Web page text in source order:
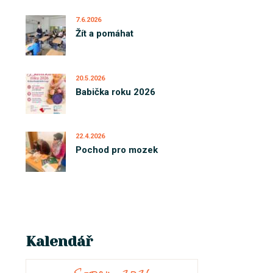
Žít a pomáhat
7.6.2026
Babička roku 2026
20.5.2026
Pochod pro mozek
22.4.2026
Kalendář